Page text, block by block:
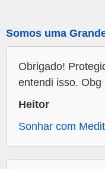
Somos uma
Obrigado!
entendi isso. Obg
Heitor
Sonhar com